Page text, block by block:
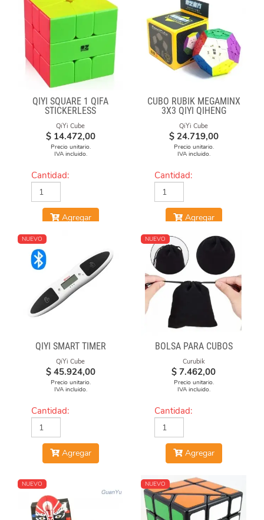
QIYI SQUARE 1 QIFA
STICKERLESS
QiYi Cube
$ 14.472,00
Precio unitario.
IVA incluido.
Cantidad:
Agregar
CUBO RUBIK MEGAMINX
3X3 QIYI QIHENG
QiYi Cube
$ 24.719,00
Precio unitario.
IVA incluido.
Cantidad:
Agregar
NUEVO
QIYI SMART TIMER
QiYi Cube
$ 45.924,00
Precio unitario.
IVA incluido.
Cantidad:
Agregar
NUEVO
BOLSA PARA CUBOS
Curubik
$ 7.462,00
Precio unitario.
IVA incluido.
Cantidad:
Agregar
NUEVO NUEVO